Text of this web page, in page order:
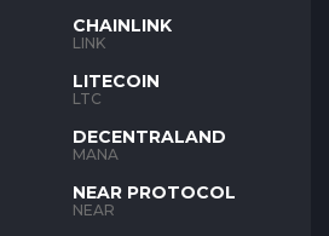
CHAINLINK
LINK
LITECOIN
LTC
DECENTRALAND
MANA
NEAR PROTOCOL
NEAR